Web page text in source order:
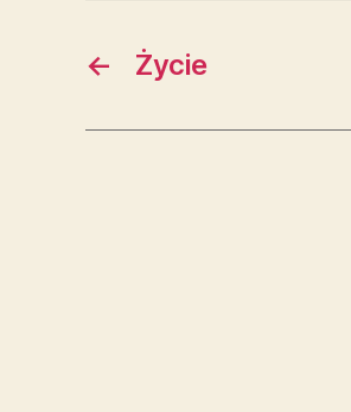
← Życie